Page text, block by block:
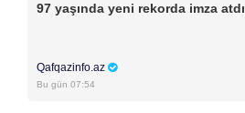
97 yaşında yeni rekorda imza atdı
Qafqazinfo.az
Bu gün 07:54